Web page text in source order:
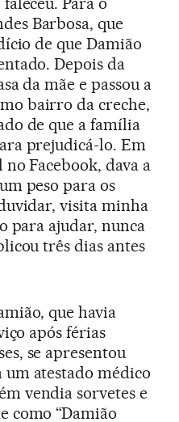
Barbosa, que
de que Damião
Depois da
da mãe e passou a
bairro da creche,
de que a família
prejudicá-lo. Em
Facebook, dava a
peso para os
visita minha
para ajudar, nunca
três dias antes
que havia
após férias
se apresentou
atestado médico
vendia sorvetes e
como “Damião